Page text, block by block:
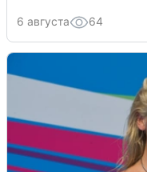
6 августа 64